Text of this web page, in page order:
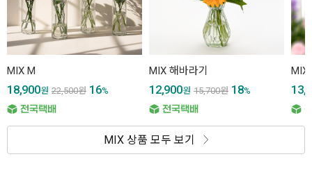
MIX M
18,900원 22,500원 16%
MIX 해바라기
12,900원 15,700원 18%
MIX
MIX 상품 모두 보기